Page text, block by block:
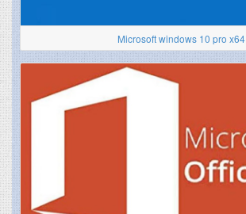
Microsoft windows 10 pro x64